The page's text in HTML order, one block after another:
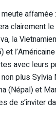
affamée
clairement le
la
avec leurs
plus Sylvia
(Népal) et
de s’inviter